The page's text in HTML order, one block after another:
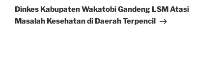
Post
Dinkes Kabupaten Wakatobi Gandeng LSM Atasi
Masalah Kesehatan di Daerah Terpencil